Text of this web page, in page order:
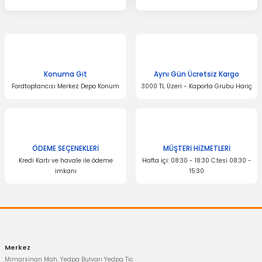
Konuma Git
Fordtoptancısı Merkez Depo Konum
Aynı Gün Ücretsiz Kargo
3000 TL Üzeri - Kaporta Grubu Hariç
ÖDEME SEÇENEKLERİ
Kredi Kartı ve havale ile ödeme
imkanı
MÜŞTERİ HİZMETLERİ
Hafta içi: 08:30 - 18:30 C.tesi 08:30 -
15:30
Merkez
Mimarsinan Mah. Yedpa Bulvarı Yedpa Tic.